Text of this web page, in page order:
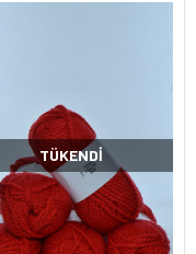
TÜKENDI